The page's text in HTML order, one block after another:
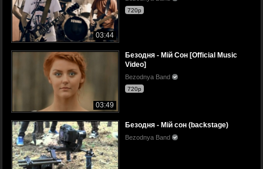
03:44
720p
03:49
Безодня - Мій Сон [Official Music
Video]
Bezodnya Band
720p
Безодня - Мій сон (backstage)
Bezodnya Band